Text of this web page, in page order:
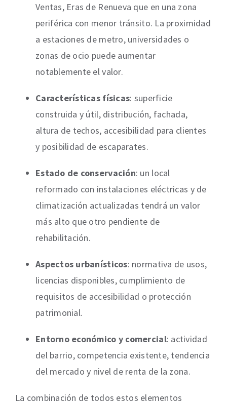
Ventas, Eras de Renueva que en una zona
periférica con menor tránsito. La proximidad
a estaciones de metro, universidades o
zonas de ocio puede aumentar
notablemente el valor.
Características físicas: superficie
construida y útil, distribución, fachada,
altura de techos, accesibilidad para clientes
y posibilidad de escaparates.
Estado de conservación: un local
reformado con instalaciones eléctricas y de
climatización actualizadas tendrá un valor
más alto que otro pendiente de
rehabilitación.
Aspectos urbanísticos: normativa de usos,
licencias disponibles, cumplimiento de
requisitos de accesibilidad o protección
patrimonial.
Entorno económico y comercial: actividad
del barrio, competencia existente, tendencia
del mercado y nivel de renta de la zona.
La combinación de todos estos elementos